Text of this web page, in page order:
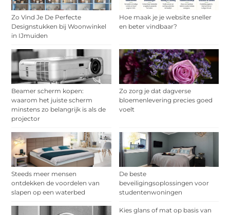
Zo Vind Je De Perfecte
Designstukken bij Woonwinkel
in IJmuiden
Hoe maak je je website sneller
en beter vindbaar?
Beamer scherm kopen:
waarom het juiste scherm
minstens zo belangrijk is als de
projector
Zo zorg je dat dagverse
bloemenlevering precies goed
voelt
Steeds meer mensen
ontdekken de voordelen van
slapen op een waterbed
De beste
beveiligingsoplossingen voor
studentenwoningen
Kies glans of mat op basis van